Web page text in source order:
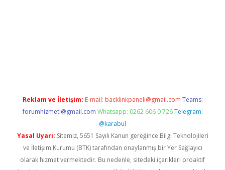
Reklam ve İletişim: E-mail: backlinkpaneli@gmail.com Teams:
forumhizmeti@gmail.com Whatsapp: 0262 606 0 726 Telegram:
@karabul
Yasal Uyarı: Sitemiz, 5651 Sayılı Kanun gereğince Bilgi Teknolojileri
ve İletişim Kurumu (BTK) tarafından onaylanmış bir Yer Sağlayıcı
olarak hizmet vermektedir. Bu nedenle, sitedeki içerikleri proaktif